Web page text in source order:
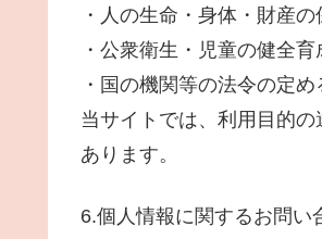
・人の生命・身体・財産
・公衆衛生・児童の健全
・国の機関等の法令の定
当サイトでは、利用目的
あります。
6.個人情報に関するお問い